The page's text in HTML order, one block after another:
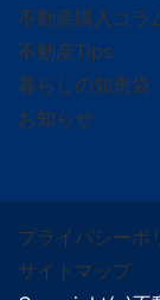
不動産購入コラ
不動産Tips
暮らしの知恵袋
お知らせ
プライバシーポ
サイトマップ